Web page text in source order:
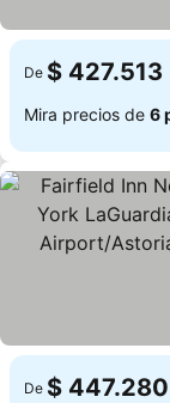
De $ 427.513
Mira precios de 6
De $ 447.280